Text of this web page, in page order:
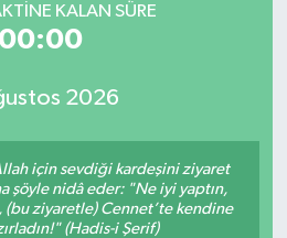
KALAN SÜRE
00:00
2026
için sevdiği kardeşini ziyaret
şöyle nidâ eder: "Ne iyi yaptın,
(bu ziyaretle) Cennet’te kendine
(Hadis-i Şerif)
ve Fikstür